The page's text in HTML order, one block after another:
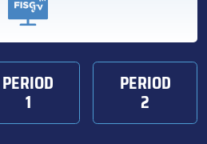
PERIOD
1
PERIOD
2